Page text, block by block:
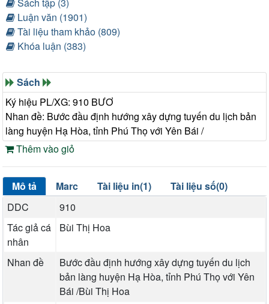
Luận văn (1901)
Tài liệu tham khảo (809)
Khóa luận (383)
Sách
Ký hiệu PL/XG: 910 BƯƠ
Nhan đề: Bước đầu định hướng xây dựng tuyến du lịch bản
làng huyện Hạ Hòa, tỉnh Phú Thọ với Yên Bái /
Thêm vào giỏ
Mô tả Marc Tài liệu in(1)
Tài liệu số(0)
DDC
910
Tác giả cá
nhân
Bùi Thị Hoa
Nhan đề
Bước đầu định hướng xây dựng tuyến du lịch
bản làng huyện Hạ Hòa, tỉnh Phú Thọ với Yên
Bái /Bùi Thị Hoa